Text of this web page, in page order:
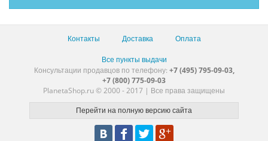
Контакты Доставка Оплата
Все пункты выдачи
Консультации продавцов по телефону: +7 (495) 795-09-03,
+7 (800) 775-09-03
PlanetaShop.ru © 2000 - 2017 | Все права защищены